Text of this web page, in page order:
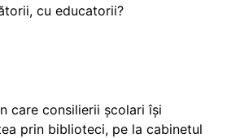
cu educatorii?
care consilierii școlari își
prin biblioteci, pe la cabinetul